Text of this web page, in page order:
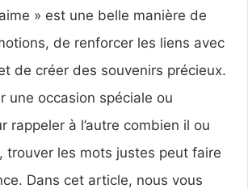
» est une belle manière de
de renforcer les liens avec
de créer des souvenirs précieux.
une occasion spéciale ou
rappeler à l’autre combien il ou
trouver les mots justes peut faire
Dans cet article, nous vous